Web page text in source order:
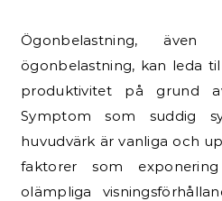
Ögonbelastning, även känd som digital
ögonbelastning, kan leda
produktivitet på grund
Symptom som suddig
huvudvärk är vanliga och
faktorer som
olämpliga